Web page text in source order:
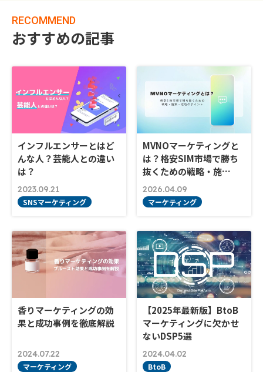
RECOMMEND
おすすめの記事
インフルエンサーとはど
んな人？芸能人との違い
は？
2023.09.21
SNSマーケティング
MVNOマーケティングと
は？格安SIM市場で勝ち
抜くための戦略・施…
2026.04.09
マーケティング
香りマーケティングの効
果と成功事例を徹底解説
2024.07.22
マーケティング
【2025年最新版】BtoB
マーケティングに欠かせ
ないDSP5選
2024.04.02
BtoB